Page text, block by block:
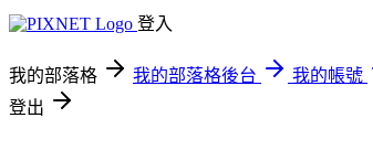
登入
我的部落格 我的部落格後台
我的帳號
登出